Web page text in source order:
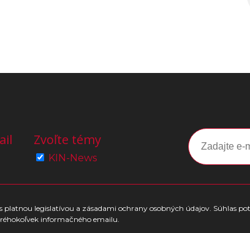
Zvoľte témy
KIN-News
platnou legislatívou a zásadami ochrany osobných údajov. Súhlas
informačného emailu.